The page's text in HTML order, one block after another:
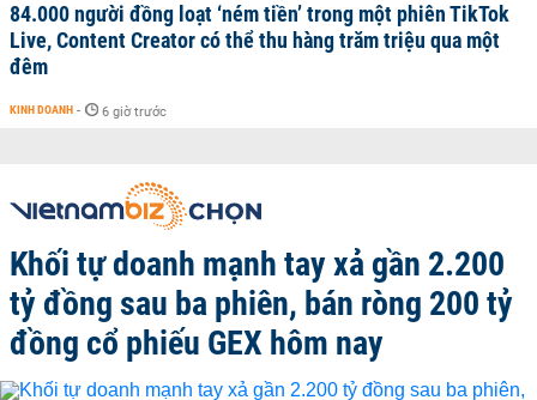
84.000 người đồng loạt ‘ném tiền’ trong một phiên TikTok
Live, Content Creator có thể thu hàng trăm triệu qua một
đêm
KINH DOANH - 6 giờ trước
Khối tự doanh mạnh tay xả gần 2.200
tỷ đồng sau ba phiên, bán ròng 200 tỷ
đồng cổ phiếu GEX hôm nay